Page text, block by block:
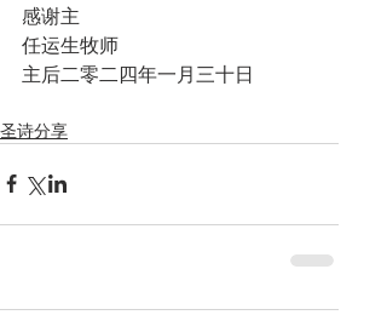
感谢主
任运生牧师
主后二零二四年一月三十日
圣诗分享